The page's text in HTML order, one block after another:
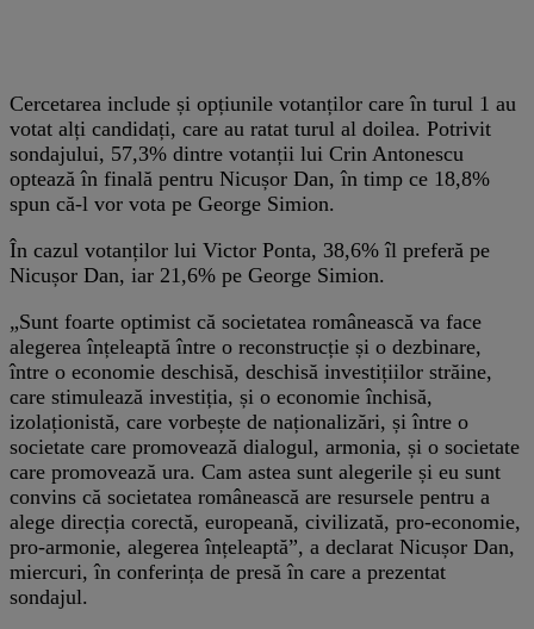
Cercetarea include și opțiunile votanților care în turul 1 au
votat alți candidați, care au ratat turul al doilea. Potrivit
sondajului, 57,3% dintre votanții lui Crin Antonescu
optează în finală pentru Nicușor Dan, în timp ce 18,8%
spun că-l vor vota pe George Simion.
În cazul votanților lui Victor Ponta, 38,6% îl preferă pe
Nicușor Dan, iar 21,6% pe George Simion.
„Sunt foarte optimist că societatea românească va face
alegerea înțeleaptă între o reconstrucție și o dezbinare,
între o economie deschisă, deschisă investițiilor străine,
care stimulează investiția, și o economie închisă,
izolaționistă, care vorbește de naționalizări, și între o
societate care promovează dialogul, armonia, și o societate
care promovează ura. Cam astea sunt alegerile și eu sunt
convins că societatea românească are resursele pentru a
alege direcția corectă, europeană, civilizată, pro-economie,
pro-armonie, alegerea înțeleaptă”, a declarat Nicușor Dan,
miercuri, în conferința de presă în care a prezentat
sondajul.